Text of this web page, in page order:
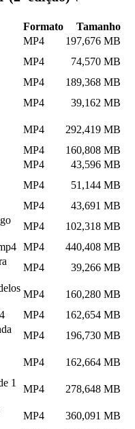
Formato
Tamanho
MP4
197,676 MB
MP4
74,570 MB
MP4
189,368 MB
MP4
39,162 MB
MP4
292,419 MB
MP4
160,808 MB
MP4
43,596 MB
MP4
51,144 MB
MP4
43,691 MB
MP4
102,318 MB
MP4
440,408 MB
MP4
39,266 MB
MP4
160,280 MB
MP4
162,654 MB
MP4
196,730 MB
MP4
162,664 MB
1
MP4
278,648 MB
MP4
360,091 MB